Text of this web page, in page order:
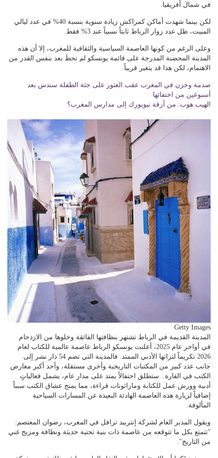
في شمال أفريقيا.
لكن بينما شهدت أماكن كمراكش زيادة سنوية بنسبة 40% في عدد ليالي
المبيت، ظل عدد زوار الرباط ثابتاً نسبياً عند 3% فقط.
وعلى الرغم من كونها العاصمة السياسية والثقافية للمغرب، إلا أن هذه
المدينة المحصنة المدرجة على قائمة يونسكو لم تحظَ بعد بنفس القدر من
الاهتمام، لكن هذا قد يتغير قريباً.
صدمة وحزن في المغرب عقب العثور على جثة الطفلة سندس بعد
أسبوعين من اختفائها
الهيب هوب: من أزقة نيويورك إلى مدارس المغرب؟
Getty Images
المدينة القديمة في الرباط تشتهر بنظافتها الفائقة وخلوها من الازدحام
في أواخر عام 2025، أعلنت يونسكو الرباط عاصمة عالمية للكتاب لعام
2026 تكريماً لتراثها الأدبي الممتد. فالمدينة التي تضم 54 دار نشر إلى
جانب عدد كبير من المكتبات التاريخية وأخرى مستقلة، وأحد أكبر معارض
الكتب في القارة.. ستطلق احتفالاً يمتد على مدار عام، يشمل فعالياتٍ
أدبية وورش عمل للكتابة وماراثونات قراءة، مما يمنح عشاق الكتب سبباً
إضافياً لزيارة هذه العاصمة الهادئة البعيدة عن المسارات السياحية
المألوفة.
ويقول المدير العام لشركة إنتربيد ترافل في المغرب، رضوان المعتصم:
"تتمتع بكل ما تتوقعه من عاصمة ذات بنية تحتية حديثة ونظافة ومزيج غني
من التاريخ".